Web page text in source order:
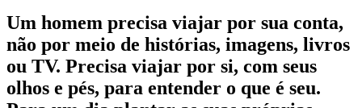
Um homem precisa viajar por sua conta,
não por meio de histórias, imagens, livros
ou TV. Precisa viajar por si, com seus
olhos e pés, para entender o que é seu.